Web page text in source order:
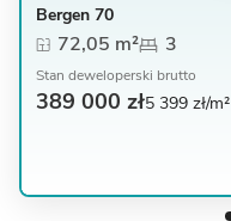
Bergen 70
72,05 m² 3
Stan deweloperski brutto
389 000 zł5 399 zł/m²